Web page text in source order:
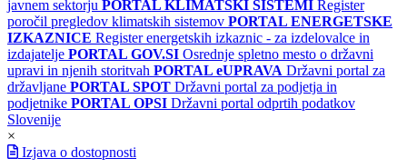
javnem sektorju PORTAL KLIMATSKI SISTEMI Register
poročil pregledov klimatskih sistemov PORTAL ENERGETSKE
IZKAZNICE Register energetskih izkaznic - za izdelovalce in
izdajatelje PORTAL GOV.SI Osrednje spletno mesto o državni
upravi in njenih storitvah PORTAL eUPRAVA Državni portal za
državljane PORTAL SPOT Državni portal za podjetja in
podjetnike PORTAL OPSI Državni portal odprtih podatkov
Slovenije
×
Izjava o dostopnosti